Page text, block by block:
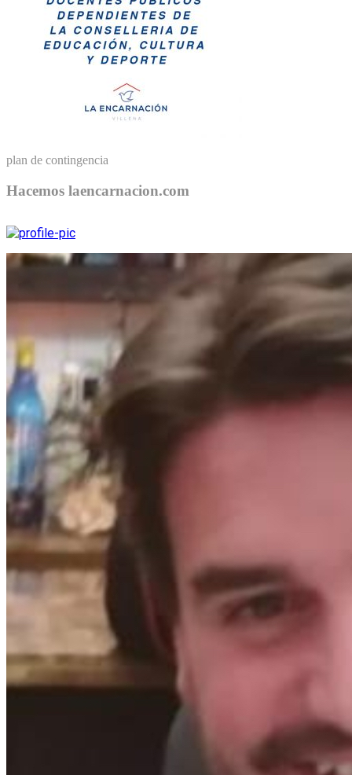
plan de contingencia
Hacemos laencarnacion.com